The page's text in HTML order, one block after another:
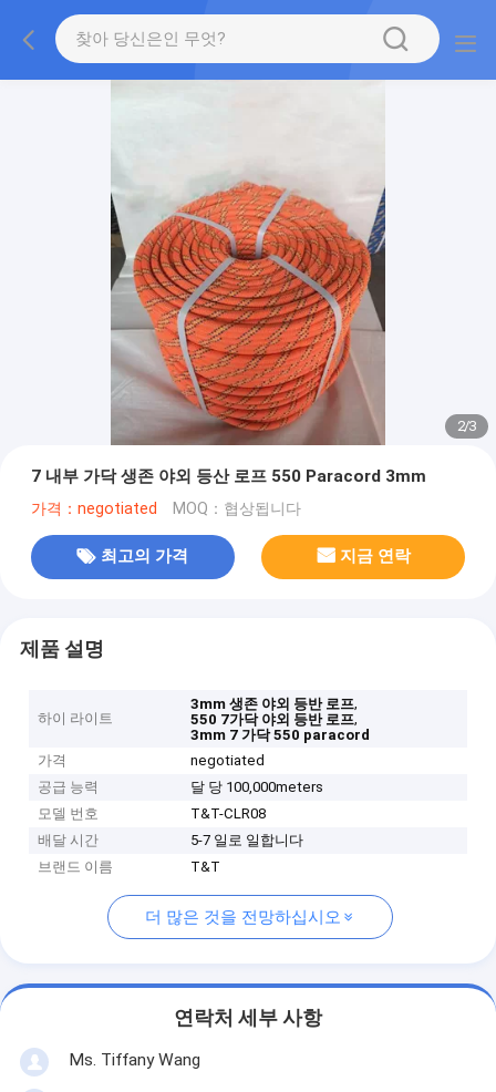
2/3
7 내부 가닥 생존 야외 등산 로프 550 Paracord 3mm
가격：negotiated MOQ：협상됩니다
최고의 가격 지금 연락
제품 설명
하이 라이트
3mm 생존 야외 등반 로프,
550 7가닥 야외 등반 로프,
3mm 7 가닥 550 paracord
가격
negotiated
공급 능력
달 당 100,000meters
모델 번호
T&T-CLR08
배달 시간
5-7 일로 일합니다
브랜드 이름
T&T
더 많은 것을 전망하십시오
연락처 세부 사항
Ms. Tiffany Wang